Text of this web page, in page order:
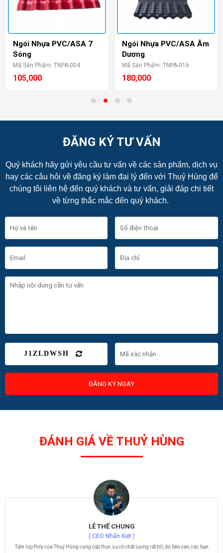
Ngói Nhựa PVC/ASA 7
Sóng
Mã Sản Phẩm: TNPA-004
105,000
Ngói Nhựa PVC/ASA Âm
Dương
Mã Sản Phẩm: TNPA-016
180,000
ĐĂNG KÝ TƯ VẤN
Quý khách hãy gửi yêu cầu tư vấn về các sản phẩm, dịch vụ
hay các câu hỏi về đăng ký làm đại lý đến với Thuỷ Hùng để
chúng tôi liên hệ đến quý khách và tư vấn, giải đáp chi tiết
về từng thắc mắc đến quý khách.
J1ZLDWSH
ĐĂNG KÝ NGAY
ĐÁNH GIÁ VỀ THUỶ HÙNG
LÊ THẾ CHUNG
( CEO Nhân Kiệt )
Tấm lợp Poly của Thuỷ Hùng cung cấp thực sự có chất lượng rất tốt, độ bền cao, các bạn